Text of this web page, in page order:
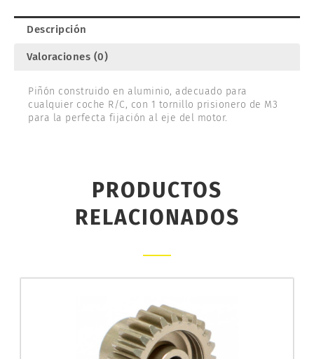
Descripción
Valoraciones (0)
Piñón construido en aluminio, adecuado para
cualquier coche R/C, con 1 tornillo prisionero de M3
para la perfecta fijación al eje del motor.
PRODUCTOS
RELACIONADOS